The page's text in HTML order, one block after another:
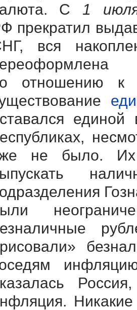
С 1
прекратил
вся
отношению к
не было. Их